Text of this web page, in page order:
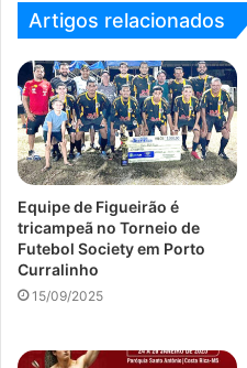
Artigos relacionados
Equipe de Figueirão é
tricampeã no Torneio de
Futebol Society em Porto
Curralinho
15/09/2025